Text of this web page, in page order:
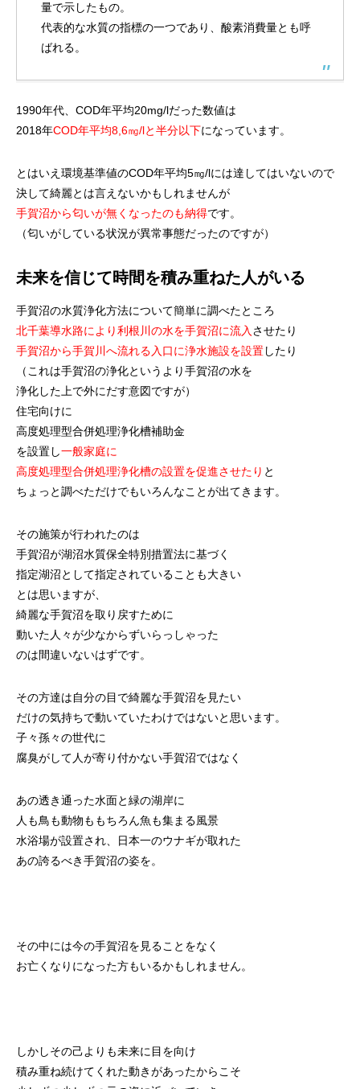
量で示したもの。
代表的な水質の指標の一つであり、酸素消費量とも呼
ばれる。
1990年代、COD年平均20mg/lだった数値は
2018年COD年平均8,6㎎/lと半分以下になっています。
とはいえ環境基準値のCOD年平均5㎎/lには達してはいないので
決して綺麗とは言えないかもしれませんが
手賀沼から匂いが無くなったのも納得です。
（匂いがしている状況が異常事態だったのですが）
未来を信じて時間を積み重ねた人がいる
手賀沼の水質浄化方法について簡単に調べたところ
北千葉導水路により利根川の水を手賀沼に流入 させたり
手賀沼から手賀川へ流れる入口に浄水施設を設置したり
（これは手賀沼の浄化というより手賀沼の水を
浄化した上で外にだす意図ですが）
住宅向けに
高度処理型合併処理浄化槽補助金
を設置し一般家庭に
高度処理型合併処理浄化槽の設置を促進させたり と
ちょっと調べただけでもいろんなことが出てきます。
その施策が行われたのは
手賀沼が湖沼水質保全特別措置法に基づく
指定湖沼として指定されていることも大きい
とは思いますが、
綺麗な手賀沼を取り戻すために
動いた人々が少なからずいらっしゃった
のは間違いないはずです。
その方達は自分の目で綺麗な手賀沼を見たい
だけの気持ちで動いていたわけではないと思います。
子々孫々の世代に
腐臭がして人が寄り付かない手賀沼ではなく
あの透き通った水面と緑の湖岸に
人も鳥も動物ももちろん魚も集まる風景
水浴場が設置され、日本一のウナギが取れた
あの誇るべき手賀沼の姿を。
その中には今の手賀沼を見ることをなく
お亡くなりになった方もいるかもしれません。
しかしその己よりも未来に目を向け
積み重ね続けてくれた動きがあったからこそ